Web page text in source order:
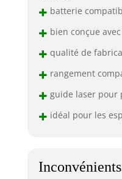
+ batterie
+ bien conçue
+ qualité de
+ rangement
+ guide laser pour
+ idéal pour les
Inconvénients